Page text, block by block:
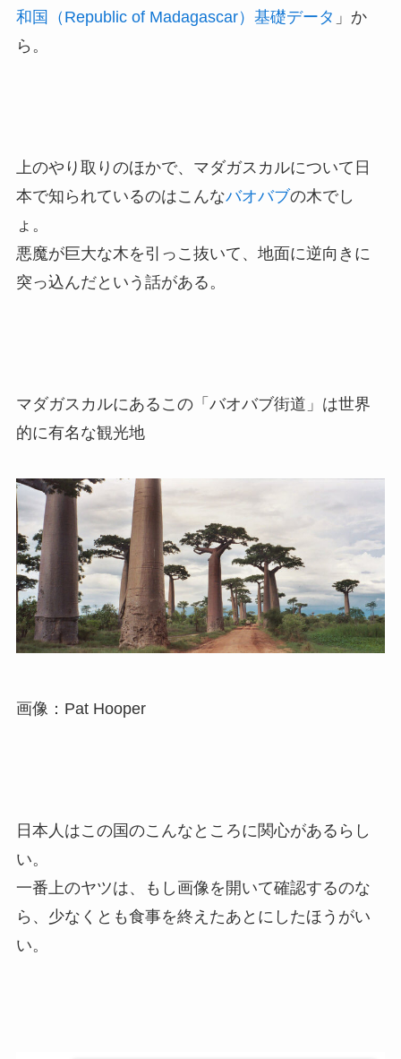
和国（Republic of Madagascar）基礎データ 」か
ら。
上のやり取りのほかで、マダガスカルについて日
本で知られているのはこんなバオバブの木でし
ょ。
悪魔が巨大な木を引っこ抜いて、地面に逆向きに
突っ込んだという話がある。
マダガスカルにあるこの「バオバブ街道」は世界
的に有名な観光地
画像：Pat Hooper
日本人はこの国のこんなところに関心があるらし
い。
一番上のヤツは、もし画像を開いて確認するのな
ら、少なくとも食事を終えたあとにしたほうがい
い。